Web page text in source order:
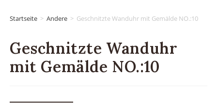
Startseite > Andere > Geschnitzte Wanduhr mit Gemälde NO.:10
Geschnitzte Wanduhr
mit Gemälde NO.:10